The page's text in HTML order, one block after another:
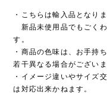
・こちらは輸入品となり
新品未使用品でもごく
す。
・商品の色味は、お手持
若干異なる場合がございま
・イメージ違いやサイズ
は対応出来かねます。